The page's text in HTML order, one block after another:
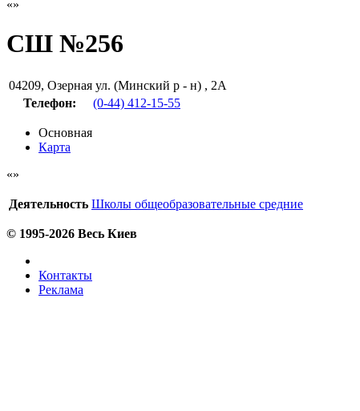
СШ №256
04209, Озерная ул. (Минский р - н) , 2А
Телефон:
(0-44) 412-15-55
Основная
Карта
Деятельность Школы общеобразовательные средние
© 1995-2026 Весь Киев
Контакты
Реклама